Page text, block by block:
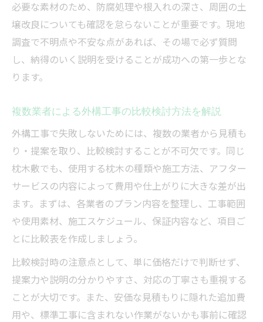
必要な素材のため、防腐処理や根入れの深さ、周囲の土
壌改良についても確認を怠らないことが重要です。現地
調査で不明点や不安な点があれば、その場で必ず質問
し、納得のいく説明を受けることが成功への第一歩とな
ります。
複数業者による外構工事の比較検討方法を解説
外構工事で失敗しないためには、複数の業者から見積も
り・提案を取り、比較検討することが不可欠です。同じ
枕木敷でも、使用する枕木の種類や施工方法、アフター
サービスの内容によって費用や仕上がりに大きな差が出
ます。まずは、各業者のプラン内容を整理し、工事範囲
や使用素材、施工スケジュール、保証内容など、項目ご
とに比較表を作成しましょう。
比較検討時の注意点として、単に価格だけで判断せず、
提案力や説明の分かりやすさ、対応の丁寧さも重視する
ことが大切です。また、安価な見積もりに隠れた追加費
用や、標準工事に含まれない作業がないかも事前に確認